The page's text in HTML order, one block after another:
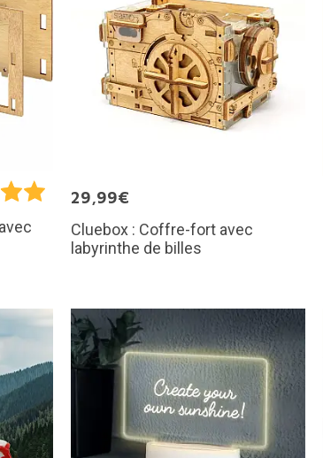
29,99€
Cluebox : Coffre-fort avec
labyrinthe de billes